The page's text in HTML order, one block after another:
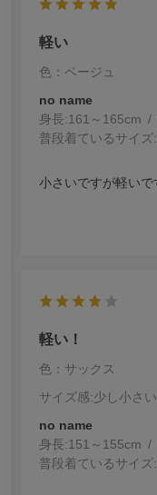
軽い
色：ベージュ
no name
身長:161～165cm
普段着ているサイズ:
小さいですが軽いで
軽い！
色：サックス
サイズ感:少し小さい
no name
身長:151～155cm
普段着ているサイズ: